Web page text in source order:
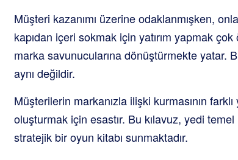
Müşteri kazanımı üzerine odaklanmışken,
kapıdan içeri sokmak için yatırım yapmak
marka savunucularına dönüştürmekte yatar.
aynı değildir.
Müşterilerin markanızla ilişki kurmasının
oluşturmak için esastır. Bu kılavuz, yedi
stratejik bir oyun kitabı sunmaktadır.